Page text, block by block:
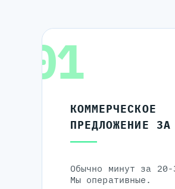
01
КОММЕРЧЕСКОЕ
ПРЕДЛОЖЕНИЕ ЗА
Обычно минут за 20-
Мы оперативные.